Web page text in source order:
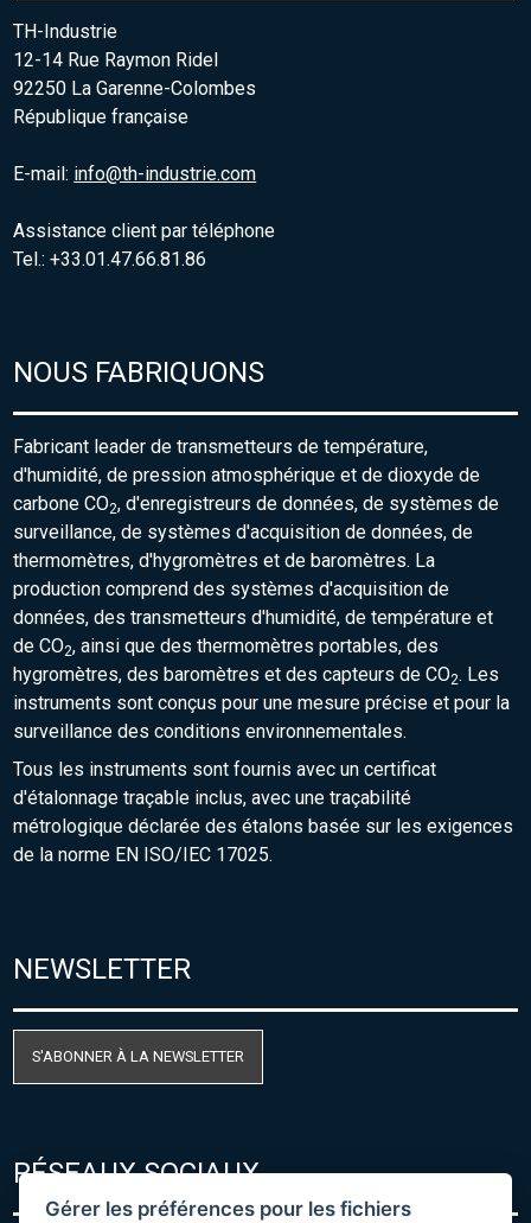
TH-Industrie
12-14 Rue Raymon Ridel
92250 La Garenne-Colombes
République française
E-mail: info@th-industrie.com
Assistance client par téléphone
Tel.: +33.01.47.66.81.86
NOUS FABRIQUONS
Fabricant leader de transmetteurs de température,
d'humidité, de pression atmosphérique et de dioxyde de
carbone CO2, d'enregistreurs de données, de systèmes de
surveillance, de systèmes d'acquisition de données, de
thermomètres, d'hygromètres et de baromètres. La
production comprend des systèmes d'acquisition de
données, des transmetteurs d'humidité, de température et
de CO2, ainsi que des thermomètres portables, des
hygromètres, des baromètres et des capteurs de CO2. Les
instruments sont conçus pour une mesure précise et pour la
surveillance des conditions environnementales.
Tous les instruments sont fournis avec un certificat
d'étalonnage traçable inclus, avec une traçabilité
métrologique déclarée des étalons basée sur les exigences
de la norme EN ISO/IEC 17025.
NEWSLETTER
S'ABONNER À LA NEWSLETTER
RÉSEAUX SOCIAUX
Gérer les préférences pour les fichiers